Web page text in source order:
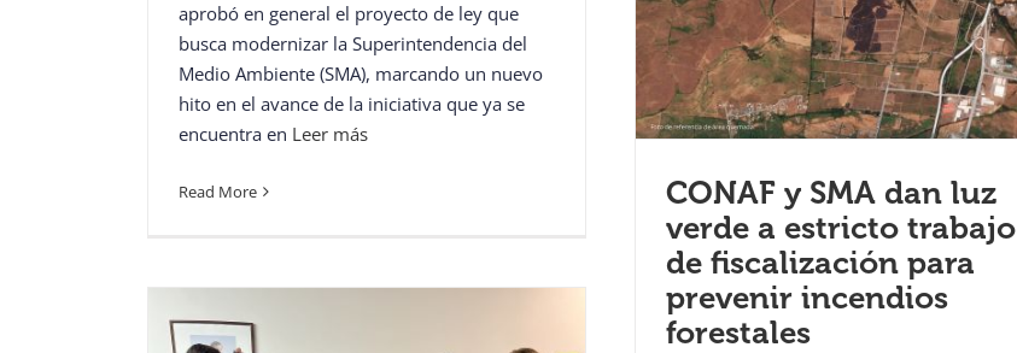
aprobó en general el proyecto de ley que
busca modernizar la Superintendencia del
Medio Ambiente (SMA), marcando un nuevo
hito en el avance de la iniciativa que ya se
encuentra en Leer más
Read More
CONAF y SMA dan luz
verde a estricto trabajo
de fiscalización para
prevenir incendios
forestales